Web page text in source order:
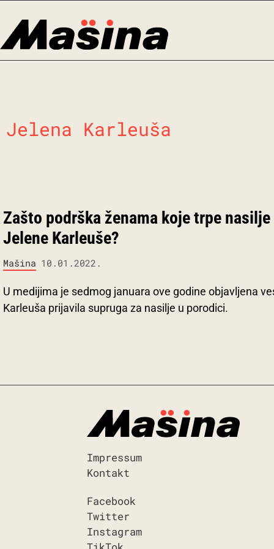
content
Jelena Karleuša
Zašto podrška ženama koje trpe
Jelene Karleuše?
Mašina 10.01.2022.
U medijima je sedmog januara ove godine objavljena
Karleuša prijavila supruga za nasilje u porodici.
Impressum
Kontakt
Facebook
Twitter
Instagram